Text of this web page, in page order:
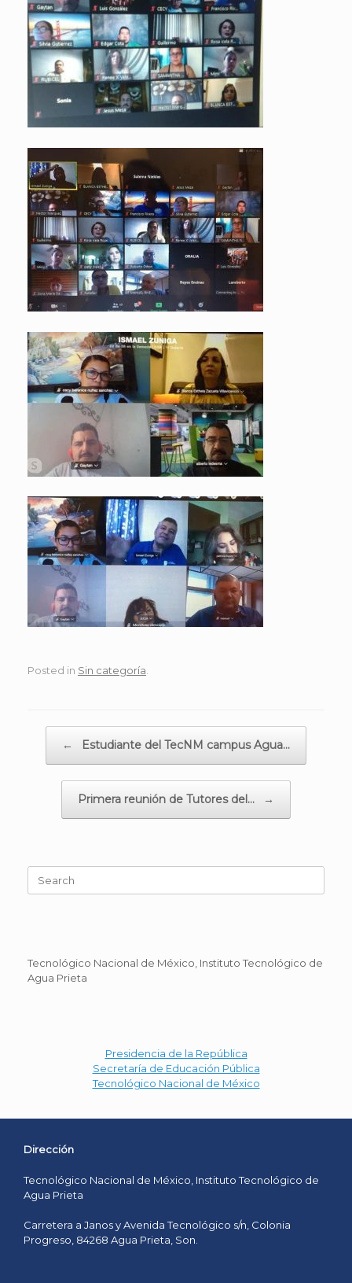
Posted in Sin categoría
← Estudiante del TecNM campus Agua…
Primera reunión de Tutores del… →
for:
Tecnológico Nacional de México, Instituto Tecnológico de
Agua Prieta
Presidencia de la República
Secretaría de Educación Pública
Tecnológico Nacional de México
Dirección
Tecnológico Nacional de México, Instituto Tecnológico de
Agua Prieta
Carretera a Janos y Avenida Tecnológico s/n, Colonia
Progreso, 84268 Agua Prieta, Son.